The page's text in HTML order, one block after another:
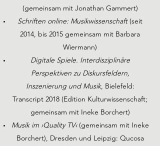
(gemeinsam mit Jonathan Gammert)
Schriften online: Musikwissenschaft(seit
2014, bis 2015 gemeinsam mit Barbara
Wiermann)
Digitale Spiele. Interdisziplinäre
Perspektiven zu Diskursfeldern,
Inszenierung und Musik, Bielefeld:
Transcript 2018 (Edition Kulturwissenschaft;
gemeinsam mit Ineke Borchert)
Musik im ›Quality TV‹(gemeinsam mit Ineke
Borchert), Dresden und Leipzig: Qucosa